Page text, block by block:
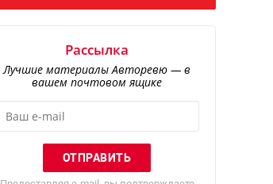
Рассылка
Лучшие материалы Авторевю — в
вашем почтовом ящике